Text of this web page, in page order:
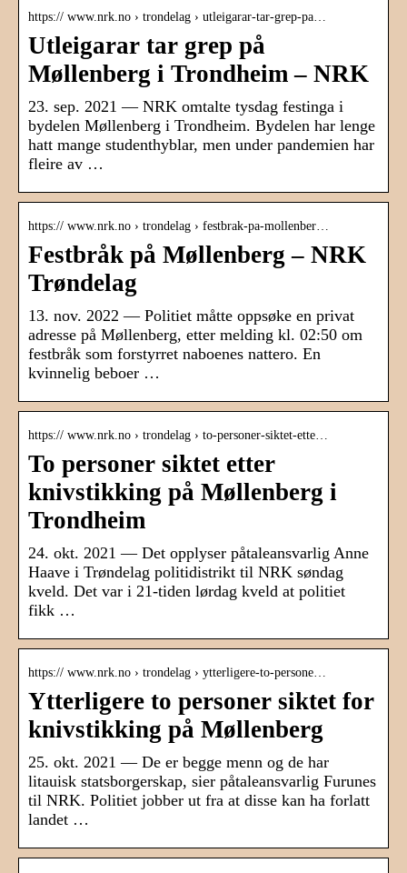
https:// www.nrk.no › trondelag › utleigarar-tar-grep-pa…
Utleigarar tar grep på
Møllenberg i Trondheim – NRK
23. sep. 2021 — NRK omtalte tysdag festinga i
bydelen Møllenberg i Trondheim. Bydelen har lenge
hatt mange studenthyblar, men under pandemien har
fleire av …
https:// www.nrk.no › trondelag › festbrak-pa-mollenber…
Festbråk på Møllenberg – NRK
Trøndelag
13. nov. 2022 — Politiet måtte oppsøke en privat
adresse på Møllenberg, etter melding kl. 02:50 om
festbråk som forstyrret naboenes nattero. En
kvinnelig beboer …
https:// www.nrk.no › trondelag › to-personer-siktet-ette…
To personer siktet etter
knivstikking på Møllenberg i
Trondheim
24. okt. 2021 — Det opplyser påtaleansvarlig Anne
Haave i Trøndelag politidistrikt til NRK søndag
kveld. Det var i 21-tiden lørdag kveld at politiet
fikk …
https:// www.nrk.no › trondelag › ytterligere-to-persone…
Ytterligere to personer siktet for
knivstikking på Møllenberg
25. okt. 2021 — De er begge menn og de har
litauisk statsborgerskap, sier påtaleansvarlig Furunes
til NRK. Politiet jobber ut fra at disse kan ha forlatt
landet …